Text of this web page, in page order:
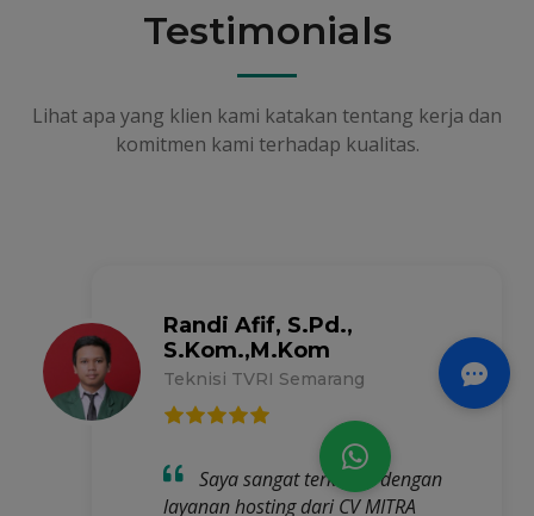
Testimonials
Lihat apa yang klien kami katakan tentang kerja dan
komitmen kami terhadap kualitas.
Randi Afif, S.Pd.,
S.Kom.,M.Kom
Teknisi TVRI Semarang
Saya sangat terkesan dengan
layanan hosting dari CV MITRA